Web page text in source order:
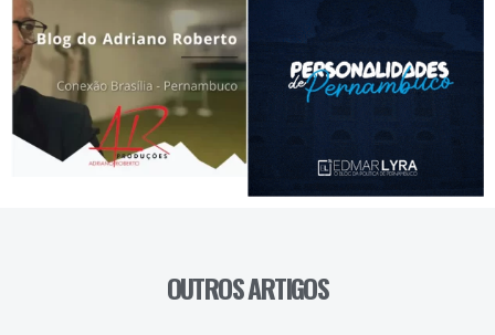
OUTROS ARTIGOS